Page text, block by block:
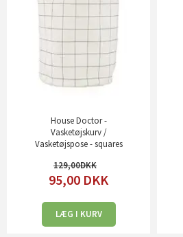
House Doctor -
Vasketøjskurv /
Vasketøjspose - squares
129,00
95,00 DKK
LÆG I KURV